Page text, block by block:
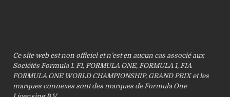
Ce site web est non officiel et n’est en aucun cas associé aux
Sociétés Formula 1. F1, FORMULA ONE, FORMULA 1, FIA
FORMULA ONE WORLD CHAMPIONSHIP, GRAND PRIX et les
marques connexes sont des marques de Formula One